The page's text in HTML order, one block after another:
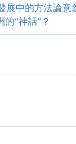
展中的方法論意
的“神話”？